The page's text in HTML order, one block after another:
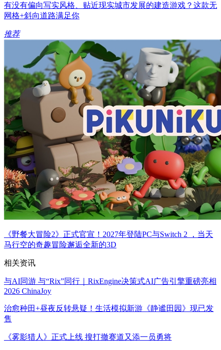
有没有偏向写实风格、贴近现实城市发展的建造游戏？这款无
网格+斜向道路满足你
推荐
《野餐大冒险2》正式官宣！2027年登陆PC与Switch 2 ，当天
马行空的奇趣冒险邂逅全新的3D
相关资讯
与AI同游 与“Rix”同行｜RixEngine决策式AI广告引擎重磅亮相
2026 ChinaJoy
治愈种田+昼夜反转悬疑！生活模拟新游《静谧田园》现已发
售
《雾影猎人》正式上线 搜打撤赛道又添一员勇将